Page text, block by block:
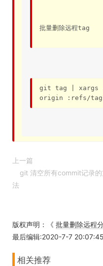
批量删除远程tag
git tag | xargs
origin :refs/
上一篇
git 清空所有commit记录的
法
版权声明：《 批量删除远程
最后编辑:2020-7-7 20:07:45
相关推荐